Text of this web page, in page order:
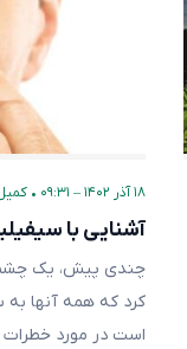
۱۸ آذر ۱۴۰۲ – ۰۹:۳۱ •
آشنایی با
چندی پیش، یک چشم
کرد که همه آنها
است در مورد